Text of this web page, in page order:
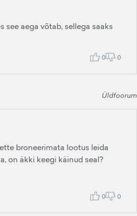
see aega võtab, sellega saaks
0 0
Üldfoorum
broneerimata lootus leida
on äkki keegi käinud seal?
0 0